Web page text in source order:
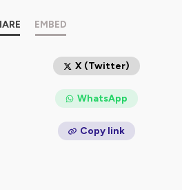
semaine pour une nouvelle
ausha.co/politique-de-
d'informations.
EMBED
X (Twitter)
WhatsApp
Copy link